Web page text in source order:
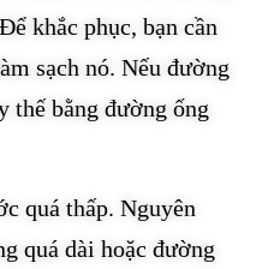
khắc phục, bạn cần
sạch nó. Nếu đường
thế bằng đường ống
quá thấp. Nguyên
quá dài hoặc đường